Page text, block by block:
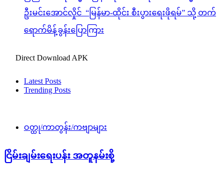
ဦးမင်းအောင်လှိုင် “မြန်မာ-ထိုင်း စီးပွားရေးဖိုရမ်” သို့ တက်
ရောက်မိန့်ခွန်းပြောကြား
Direct Download APK
Latest Posts
Trending Posts
ဝတ္ထု/ကာတွန်း/ကဗျာများ
ငြိမ်းချမ်းရေးပန်း အတူနမ်းစို့